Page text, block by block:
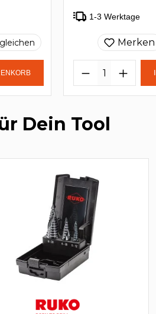
1-3 Werktage
Merken
Dein Tool